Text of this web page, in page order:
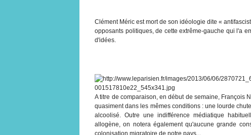
Clément Méric est mort de son idéologie dite «
opposants politiques, de cette extrême-gauche qui l'a
d'idées.
A titre de comparaison, en début de semaine, François
quasiment dans les mêmes conditions : une lourde
alcoolisé. Outre une indifférence médiatique
allogène, on notera également qu'aucune grande
colonisation migratoire de notre pays...